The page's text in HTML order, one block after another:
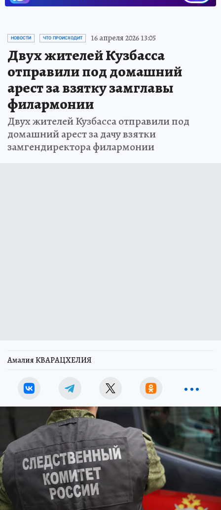
НОВОСТИ ЧТО ПРОИСХОДИТ 16 апреля 2026 13:05
Двух жителей Кузбасса
отправили под домашний
арест за взятку замглавы
филармонии
Двух жителей Кузбасса отправили под
домашний арест за дачу взятки
замгендиректора филармонии
Амалия КВАРАЦХЕЛИЯ